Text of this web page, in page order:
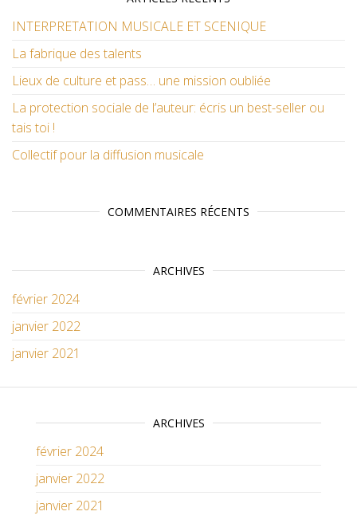
INTERPRETATION MUSICALE ET SCENIQUE
La fabrique des talents
Lieux de culture et pass… une mission oubliée
La protection sociale de l’auteur: écris un best-seller ou
tais toi !
Collectif pour la diffusion musicale
COMMENTAIRES RÉCENTS
ARCHIVES
février 2024
janvier 2022
janvier 2021
ARCHIVES
février 2024
janvier 2022
janvier 2021